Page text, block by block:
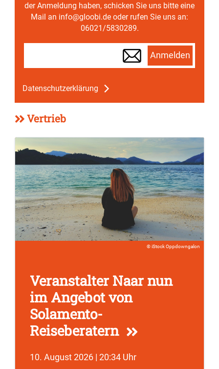
der Anmeldung haben, schicken Sie uns bitte eine
Mail an info@gloobi.de oder rufen Sie uns an:
06021/5830289.
Anmelden
Datenschutzerklärung
Vertrieb
iStock Oppdowngalon
Veranstalter Naar nun
im Angebot von
Solamento-
Reiseberatern
10. August 2026 | 20:34 Uhr